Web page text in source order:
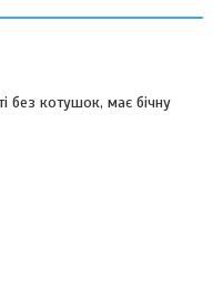
без котушок, має бічну